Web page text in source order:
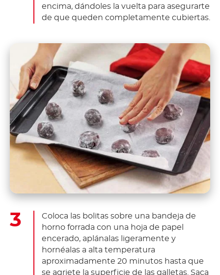
encima, dándoles la vuelta para asegurarte
de que queden completamente cubiertas.
Coloca las bolitas sobre una bandeja de
horno forrada con una hoja de papel
encerado, aplánalas ligeramente y
hornéalas a alta temperatura
aproximadamente 20 minutos hasta que
se agriete la superficie de las galletas. Saca